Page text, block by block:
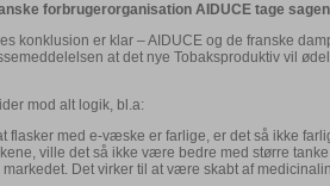
forbrugerorganisation AIDUCE tage
er klar – AIDUCE og de franske
at det nye Tobaksproduktiv vil
mod alt logik, bl.a:
med e-væske er farlige, er det så ikke
ville det så ikke være bedre med større
Det virker til at være skabt af